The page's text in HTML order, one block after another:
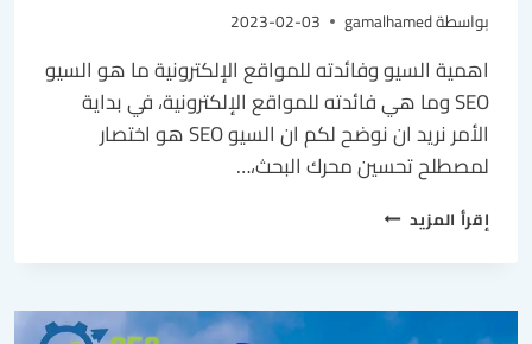
بواسطةgamalhamed
2023-02-03
اهمية السيو وفائدته للمواقع الإلكترونية ما هو السيو
SEO وما هي فائدته للمواقع الإلكترونية، في بداية
الأمر نريد ان نوضح لكم ان السيو SEO هو اختصار
لمصطلح تحسين محرك البحث،…
إقرأ المزيد